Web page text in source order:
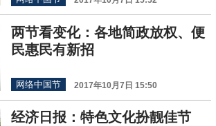
两节看变化：各地简政放权、便
民惠民有新招
网络中国节 2017年10月7日 15:50
经济日报：特色文化扮靓佳节